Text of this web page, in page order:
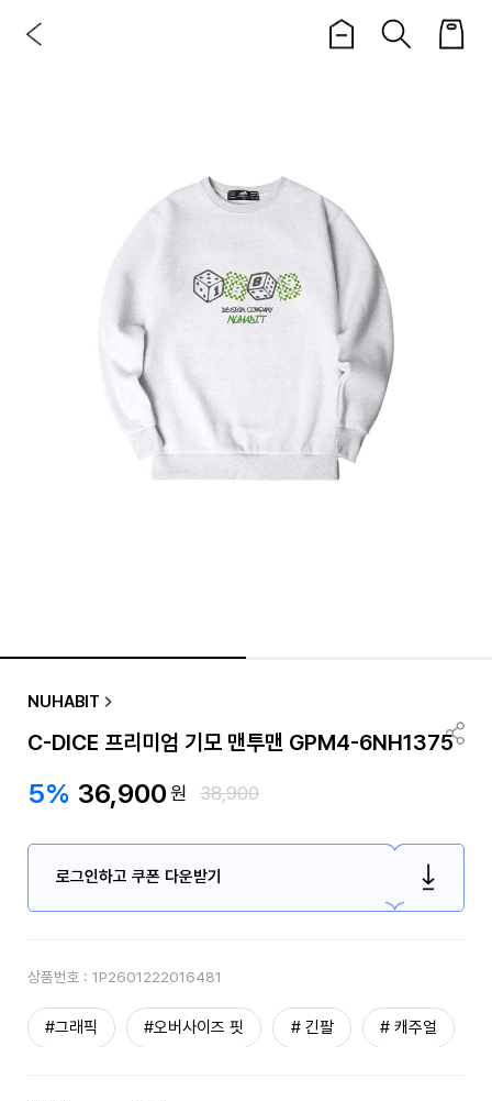
NUHABIT
C-DICE 프리미엄 기모 맨투맨 GPM4-6NH1375
5% 36,900원 38,900
로그인하고 쿠폰 다운받기
상품번호 : 1P2601222016481
#그래픽 #오버사이즈 핏 # 긴팔 # 캐주얼